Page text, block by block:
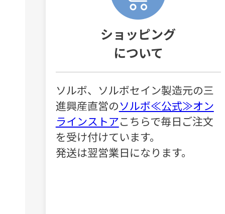
ショッピング
について
ソルボ、ソルボセイン製造元の三
進興産直営のソルボ≪公式≫オン
ラインストアこちらで毎日ご注文
を受け付けています。
発送は翌営業日になります。